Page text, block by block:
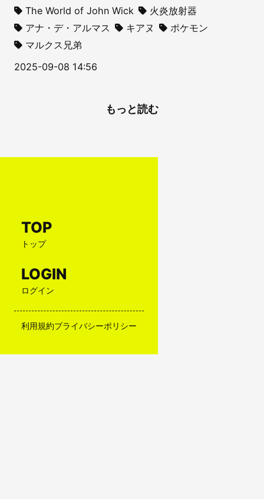
The World of John Wick
火炎放射器
アナ・デ・アルマス
キアヌ
ポケモン
マルクス兄弟
2025-09-08 14:56
もっと読む
TOP
トップ
LOGIN
ログイン
利用規約プライバシーポリシー